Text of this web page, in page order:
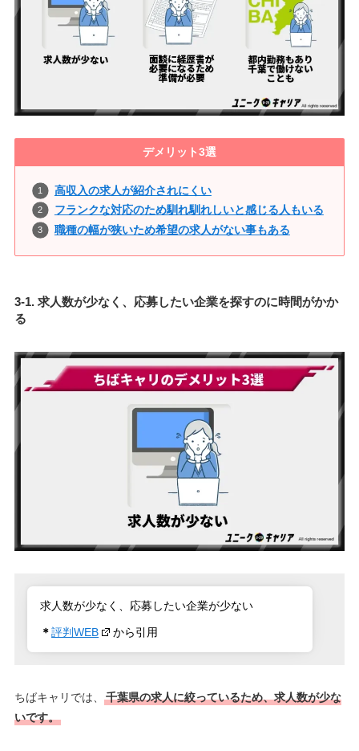
デメリット3選
高収入の求人が紹介されにくい
フランクな対応のため馴れ馴れしいと感じる人もいる
職種の幅が狭いため希望の求人がない事もある
3-1. 求人数が少なく、応募したい企業を探すのに時間がかか
る
求人数が少なく、応募したい企業が少ない
＊評判WEB から引用
ちばキャリでは、
千葉県の求人に絞っているため、求人数が少な
いです。